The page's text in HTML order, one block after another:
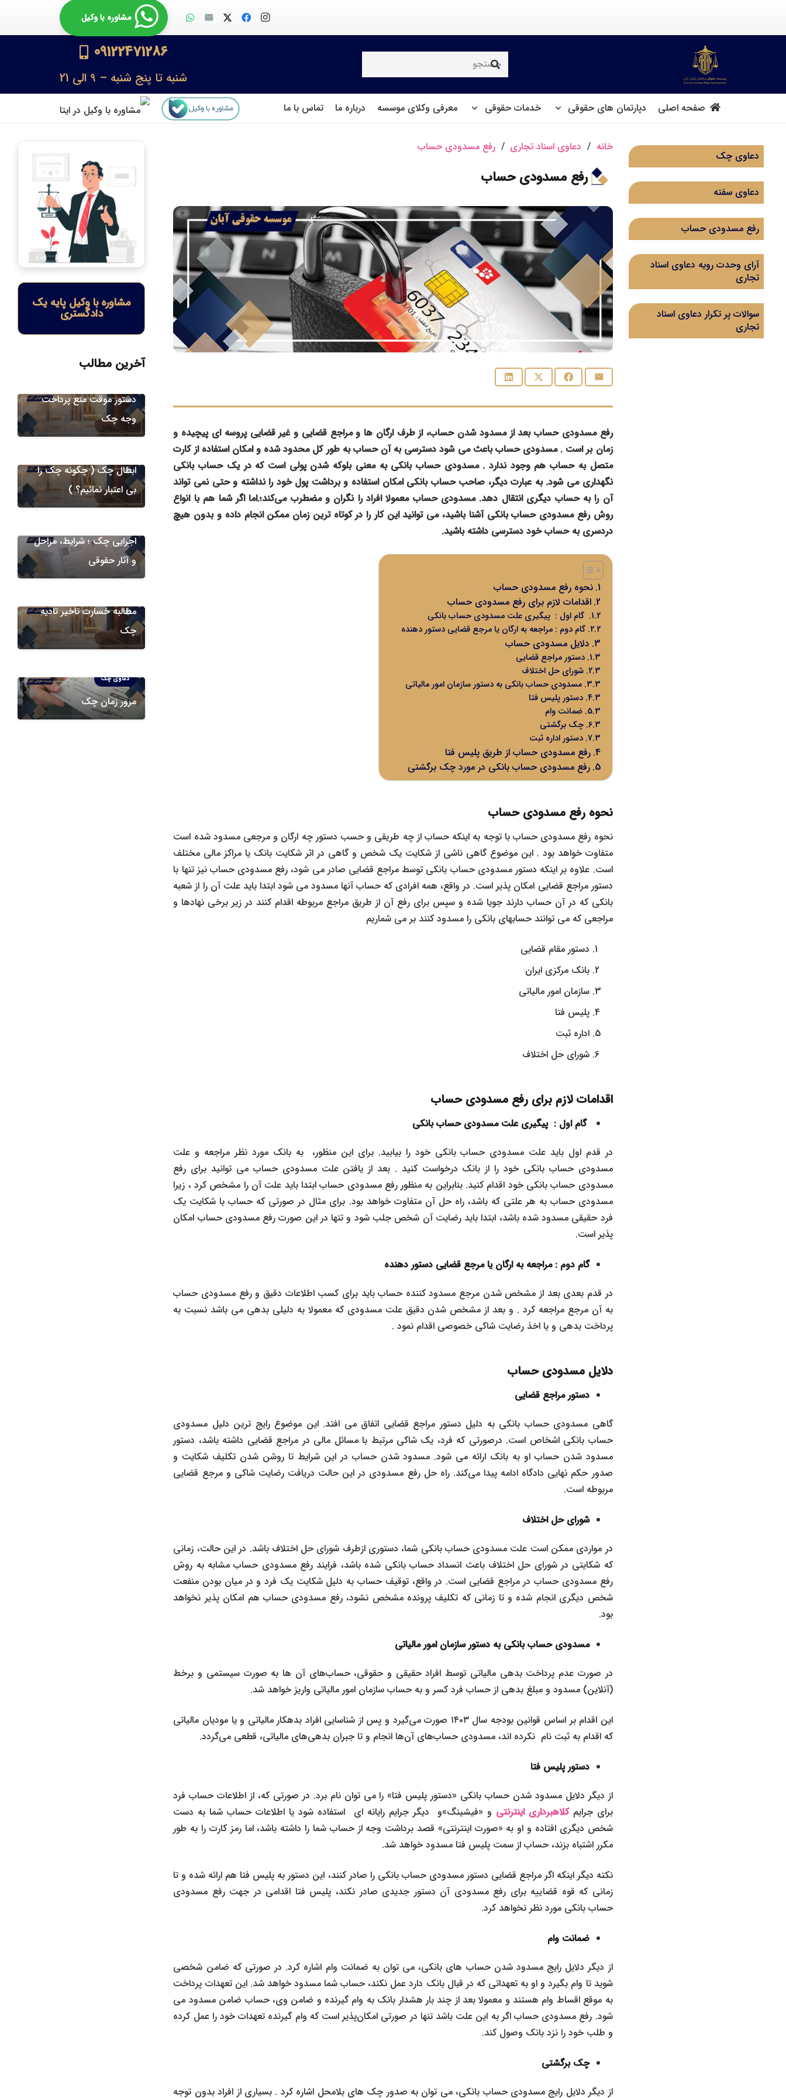
مشاوره با وکیل
09122471286
شنبه تا پنج شنبه – 9 الی 21
صفحه اصلی دپارتمان های حقوقی خدمات حقوقی معرفی وکلای موسسه درباره ما تماس با ما
دعاوی چک
دعاوی سفته
رفع مسدودی حساب
آرای وحدت رویه دعاوی اسناد
تجاری
سوالات پر تکرار دعاوی اسناد
تجاری
خانه / دعاوی اسناد تجاری / رفع مسدودی حساب
رفع مسدودی حساب
رفع مسدودی حساب بعد از مسدود شدن حساب، از طرف ارگان ها و مراجع قضایی و غیر قضایی پروسه ای پیچیده و
زمان بر است . مسدودی حساب باعث می شود دسترسی به آن حساب به طور کل محدود شده و امکان استفاده از کارت‌
متصل به حساب هم وجود ندارد . مسدودی حساب بانکی به معنی بلوکه شدن پولی است که در یک حساب بانکی
نگهداری می شود. به عبارت دیگر، صاحب حساب بانکی امکان استفاده و برداشت پول خود را نداشته و حتی نمی تواند
آن را به حساب دیگری انتقال دهد. مسدودی حساب معمولا افراد را نگران و مضطرب می‌کند؛.اما اگر شما هم با انواع
روش رفع مسدودی حساب بانکی آشنا باشید، می توانید این کار را در کوتاه ترین زمان ممکن انجام داده و بدون هیچ
دردسری به حساب خود دسترسی داشته باشید.
نحوه رفع مسدودی حساب
اقدامات لازم برای رفع مسدودی حساب
گام اول : پیگیری علت مسدودی حساب بانکی
گام دوم : مراجعه به ارگان یا مرجع قضایی دستور دهنده
دلایل مسدودی حساب
دستور مراجع قضایی
شورای حل اختلاف
مسدودی حساب بانکی به دستور سازمان امور مالیاتی
دستور پلیس فتا
ضمانت وام
چک برگشتی
دستور اداره ثبت
رفع مسدودی حساب از طریق پلیس فتا
رفع مسدودی حساب بانکی در مورد چک برگشتی
نحوه رفع مسدودی حساب
نحوه رفع مسدودی حساب با توجه به اینکه حساب از چه طریقی و حسب دستور چه ارگان و مرجعی مسدود شده است
متفاوت خواهد بود . این موضوع گاهی ناشی از شکایت یک شخص و گاهی در اثر شکایت بانک یا مراکز مالی مختلف
است. علاوه بر اینکه دستور مسدودی حساب بانکی توسط مراجع قضایی صادر می شود، رفع مسدودی حساب نیز تنها با
دستور مراجع قضایی امکان پذیر است. در واقع، همه افرادی که حساب آنها مسدود می شود ابتدا باید علت آن را از شعبه
بانکی که در آن حساب دارند جویا شده و سپس برای رفع آن از طریق مراجع مربوطه اقدام کنند در زیر برخی نهادها و
مراجعی که می توانند حسابهای بانکی را مسدود کنند بر می شماریم
دستور مقام قضایی
بانک مرکزی ایران
سازمان امور مالیاتی
پلیس فتا
اداره ثبت
شورای حل اختلاف
اقدامات لازم برای رفع مسدودی حساب
گام اول : پیگیری علت مسدودی حساب بانکی
در قدم اول باید علت مسدودی حساب بانکی خود را بیابید. برای این منظور، به بانک مورد نظر مراجعه و علت
مسدودی حساب بانکی خود را از بانک درخواست کنید . بعد از یافتن علت مسدودی حساب می توانید برای رفع
مسدودی حساب بانکی خود اقدام کنید. بنابراین به منظور رفع مسدودی حساب ابتدا باید علت آن را مشخص کرد ، زیرا
مسدودی حساب به هر علتی که باشد، راه‌ حل آن متفاوت خواهد بود. برای مثال در صورتی که حساب با شکایت یک
فرد حقیقی مسدود شده باشد، ابتدا باید رضایت آن شخص جلب شود و تنها در این صورت رفع مسدودی حساب امکان
پذیر است.
گام دوم : مراجعه به ارگان یا مرجع قضایی دستور دهنده
در قدم بعدی بعد از مشخص شدن مرجع مسدود کننده حساب باید برای کسب اطلاعات دقیق و رفع مسدودی حساب
به آن مرجع مراجعه کرد . و بعد از مشخص شدن دقیق علت مسدودی که معمولا به دلیلی بدهی می باشد نسبت به
پرداخت بدهی و یا اخذ رضایت شاکی خصوصی اقدام نمود .
دلایل مسدودی حساب
دستور مراجع قضایی
گاهی مسدودی حساب بانکی به دلیل دستور مراجع قضایی اتفاق می افتد. این موضوع رایج ترین دلیل مسدودی
حساب بانکی اشخاص است. درصورتی که فرد، یک شاکی مرتبط با مسائل مالی در مراجع قضایی داشته باشد، دستور
مسدود شدن حساب او به بانک ارائه می شود. مسدود شدن حساب در این شرایط تا روشن شدن تکلیف شکایت و
صدور حکم نهایی دادگاه ادامه پیدا می‌کند. راه حل رفع مسدودی در این حالت دریافت رضایت شاکی و مرجع قضایی
مربوطه است.
شورای حل اختلاف
در مواردی ممکن است علت مسدودی حساب بانکی شما، دستوری ازطرف شورای حل اختلاف باشد. در این حالت، زمانی
که شکایتی در شورای حل اختلاف باعث انسداد حساب بانکی شده باشد، فرایند رفع مسدودی حساب مشابه به روش
رفع مسدودی حساب در مراجع قضایی است. در واقع، توقیف حساب به دلیل شکایت یک فرد و در میان بودن منفعت
شخص دیگری انجام شده و تا زمانی که تکلیف پرونده مشخص نشود، رفع مسدودی حساب هم امکان پذیر نخواهد
بود.
مسدودی حساب بانکی به دستور سازمان امور مالیاتی
در صورت عدم پرداخت بدهی مالیاتی توسط افراد حقیقی و حقوقی، حساب‌های آن ها به صورت سیستمی و برخط
(آنلاین) مسدود و مبلغ بدهی از حساب فرد کسر و به حساب سازمان امور مالیاتی واریز خواهد شد.
این اقدام بر اساس قوانین بودجه سال ۱۴۰۳ صورت می‌گیرد و پس از شناسایی افراد بدهکار مالیاتی و یا مودیان مالیاتی
که اقدام به ثبت نام نکرده اند، مسدودی حساب‌های آن‌ها انجام و تا جبران بدهی‌های مالیاتی، قطعی می‌گردد.
دستور پلیس فتا
از دیگر دلایل مسدود شدن حساب بانکی «دستور پلیس فتا» را می توان نام برد. در صورتی که، از اطلاعات حساب فرد
برای جرایمکلاهبرداری اینترنتی و «فیشینگ»و دیگر جرایم رایانه ای استفاده شود یا اطلاعات حساب شما به دست
شخص دیگری افتاده و او به «صورت اینترنتی» قصد برداشت وجه از حساب شما را داشته باشد، اما رمز کارت را به طور
مکرر اشتباه بزند، حساب از سمت پلیس فتا مسدود خواهد شد.
نکته‌ دیگر اینکه اگر مراجع قضایی دستور مسدودی حساب بانکی را صادر کنند، این دستور به پلیس فتا هم ارائه شده و تا
زمانی که قوه قضاییه برای رفع مسدودی آن دستور جدیدی صادر نکند، پلیس فتا اقدامی در جهت رفع مسدودی
حساب بانکی مورد نظر نخواهد کرد.
ضمانت وام
از دیگر دلایل رایج مسدود شدن حساب های بانکی، می توان به ضمانت وام اشاره کرد. در صورتی که ضامن شخصی
شوید تا وام بگیرد و او به تعهداتی که در قبال بانک دارد عمل نکند، حساب شما مسدود خواهد شد. این تعهدات پرداخت
به موقع اقساط وام هستند و معمولا بعد از چند بار هشدار بانک به وام گیرنده و ضامن وی، حساب ضامن مسدود می
شود. رفع مسدودی حساب اگر به این علت باشد تنها در صورتی امکان‌پذیر است که وام گیرنده تعهدات خود را عمل کرده
و طلب خود را نزد بانک وصول کند.
چک برگشتی
از دیگر دلایل رایج مسدودی حساب بانکی، می توان به صدور چک های بلامحل اشاره کرد . بسیاری از افراد بدون توجه
مشاوره با وکیل پایه یک
دادگستری
آخرین مطالب
دستور موقت منع پرداخت
وجه چک
دعاوی چک
ابطال چک ( چگونه چک را
بی اعتبار نمائیم؟ )
دعاوی چک
اجرایی چک ؛ شرایط، مراحل
و آثار حقوقی
مطالبه خسارت تاخیر تادیه
چک
دعاوی چک
مرور زمان چک